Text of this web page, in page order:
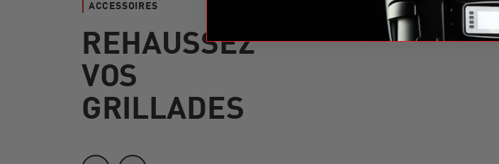
ACCESSOIRES
REHAUSSEZ
VOS
GRILLADES